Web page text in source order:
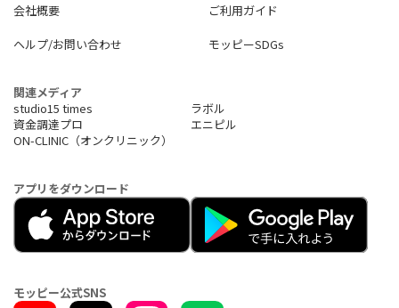
会社概要
ご利用ガイド
ヘルプ/お問い合わせ
モッピーSDGs
関連メディア
studio15 times
ラボル
資金調達プロ
エニピル
ON-CLINIC（オンクリニック）
アプリをダウンロード
モッピー公式SNS